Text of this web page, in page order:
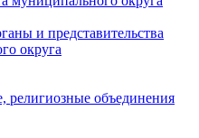
и представительства
округа
объединения